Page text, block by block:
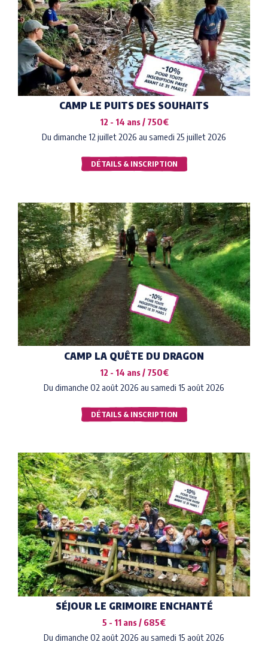
CAMP LE PUITS DES SOUHAITS
12 - 14 ans / 750€
Du dimanche 12 juillet 2026 au samedi 25 juillet 2026
DÉTAILS & INSCRIPTION
CAMP LA QUÊTE DU DRAGON
12 - 14 ans / 750€
Du dimanche 02 août 2026 au samedi 15 août 2026
DÉTAILS & INSCRIPTION
SÉJOUR LE GRIMOIRE ENCHANTÉ
5 - 11 ans / 685€
Du dimanche 02 août 2026 au samedi 15 août 2026